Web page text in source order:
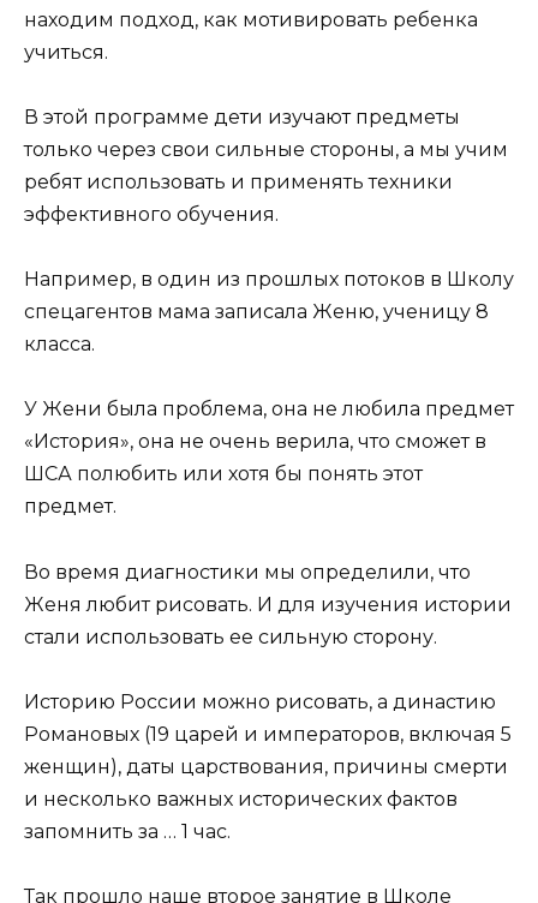
находим подход, как мотивировать ребенка
учиться.
В этой программе дети изучают предметы
только через свои сильные стороны, а мы учим
ребят использовать и применять техники
эффективного обучения.
Например, в один из прошлых потоков в Школу
спецагентов мама записала Женю, ученицу 8
класса.
У Жени была проблема, она не любила предмет
«История», она не очень верила, что сможет в
ШСА полюбить или хотя бы понять этот
предмет.
Во время диагностики мы определили, что
Женя любит рисовать. И для изучения истории
стали использовать ее сильную сторону.
Историю России можно рисовать, а династию
Романовых (19 царей и императоров, включая 5
женщин), даты царствования, причины смерти
и несколько важных исторических фактов
запомнить за … 1 час.
Так прошло наше второе занятие в Школе